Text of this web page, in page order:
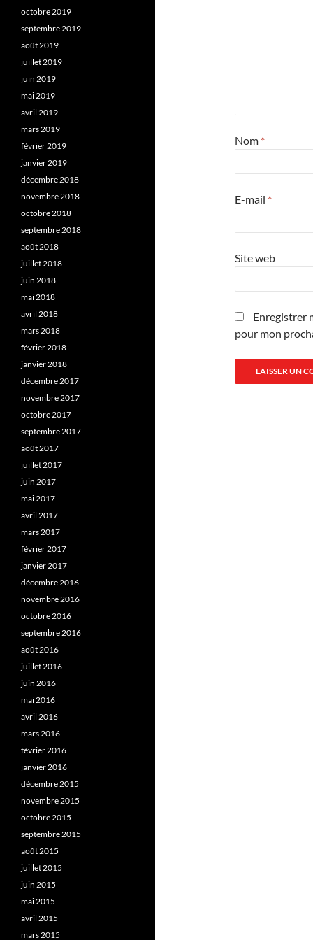
Nom *
E-mail *
Site web
Enregistrer
pour mon
octobre 2019
septembre 2019
août 2019
juillet 2019
juin 2019
mai 2019
avril 2019
mars 2019
février 2019
janvier 2019
décembre 2018
novembre 2018
octobre 2018
septembre 2018
août 2018
juillet 2018
juin 2018
mai 2018
avril 2018
mars 2018
février 2018
janvier 2018
décembre 2017
novembre 2017
octobre 2017
septembre 2017
août 2017
juillet 2017
juin 2017
mai 2017
avril 2017
mars 2017
février 2017
janvier 2017
décembre 2016
novembre 2016
octobre 2016
septembre 2016
août 2016
juillet 2016
juin 2016
mai 2016
avril 2016
mars 2016
février 2016
janvier 2016
décembre 2015
novembre 2015
octobre 2015
septembre 2015
août 2015
juillet 2015
juin 2015
mai 2015
avril 2015
mars 2015